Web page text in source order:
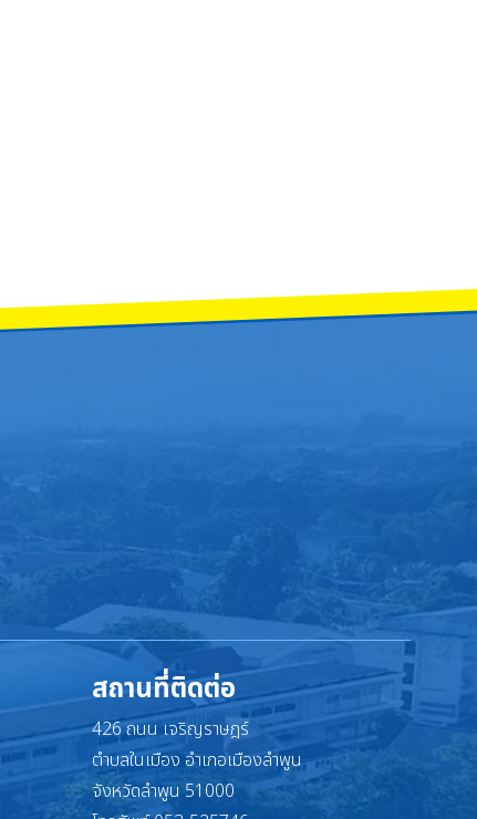
นักงานสถานที่ (แม่บ้าน) จำนวน 1 อัตรา
สถานที่ติดต่อ
426 ถนน เจริญราษฎร์
ตำบลในเมือง อำเภอเมืองลำพูน
จังหวัดลำพูน 51000